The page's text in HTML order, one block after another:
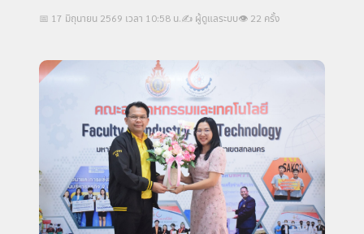
📅 17 มิถุนายน 2569 เวลา 10:58 น.✍️ ผู้ดูแลระบบ👁 22 ครั้ง